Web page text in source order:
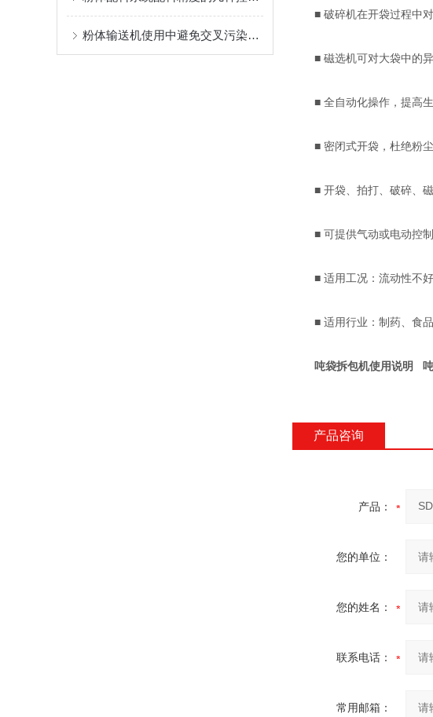
粉体输送机使用中避免交叉污染的方法
■ 破碎机在开袋过程中对
■ 磁选机可对大袋中的异
■ 全自动化操作，提高生
■ 密闭式开袋，杜绝粉尘
■ 开袋、拍打、破碎、磁
■ 可提供气动或电动控制
■ 适用工况：流动性不好
■ 适用行业：制药、食品
吨袋拆包机使用说明
产品咨询
产品：
您的单位：
您的姓名：
联系电话：
常用邮箱：